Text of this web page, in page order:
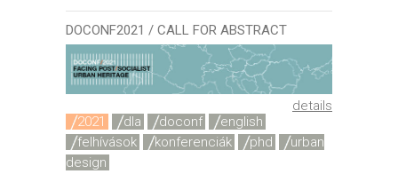
DOCONF2021 / CALL FOR ABSTRACT
details
2021
dla doconf
english
felhívások
konferenciák phd
urban
design